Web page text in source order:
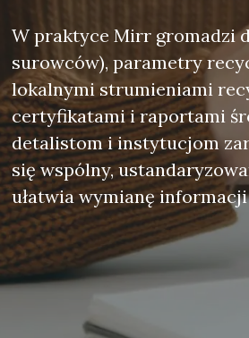
W praktyce Mirr gromadzi
surowców), parametry
lokalnymi strumieniami
certyfikatami i raportami
detalistom i instytucjom
się wspólny,
ułatwia wymianę